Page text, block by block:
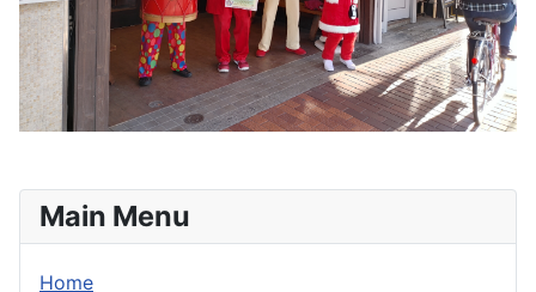
Main Menu
Home